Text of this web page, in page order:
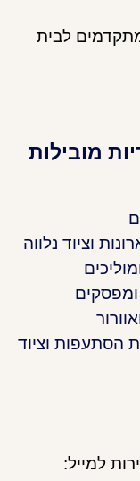
לבית
מובילות
וציוד נלווה
הסתעפות וציוד
למייל: